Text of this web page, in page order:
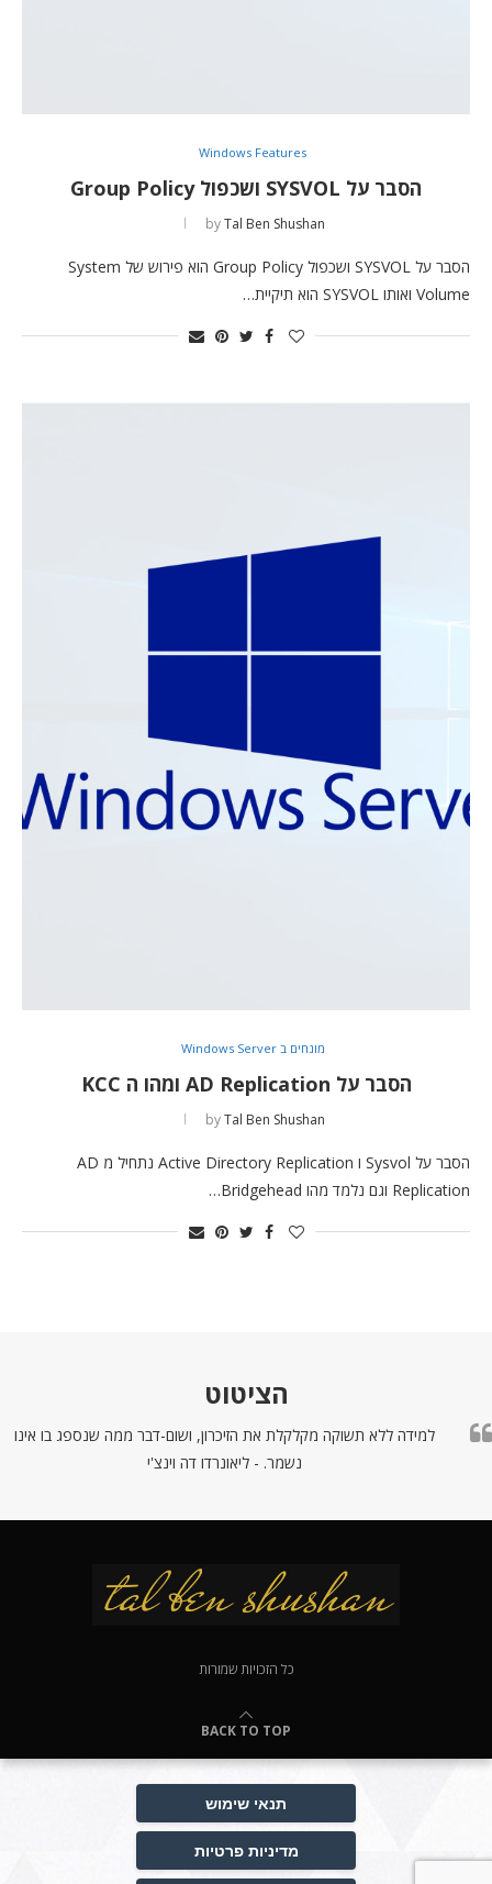
Windows Features
הסבר על SYSVOL ושכפול Group Policy
byTal Ben Shushan
הסבר על SYSVOL ושכפול Group Policy הוא פירוש של System
Volume ואותו SYSVOL הוא תיקיית…
מונחים ב Windows Server
הסבר על AD Replication ומהו ה KCC
byTal Ben Shushan
הסבר על Sysvol ו Active Directory Replication נתחיל מ AD
Replication וגם נלמד מהו Bridgehead…
הציטוט
למידה ללא תשוקה מקלקלת את הזיכרון, ושום-דבר ממה שנספג בו אינו
נשמר. - ליאונרדו דה וינצ'י
כל הזכויות שמורות
BACK TO TOP
תנאי שימוש
מדיניות פרטיות